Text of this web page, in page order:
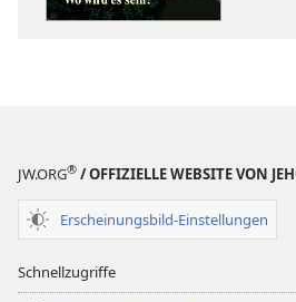
JW.ORG® / OFFIZIELLE WEBSITE VON
Erscheinungsbild-Einstellungen
Schnellzugriffe